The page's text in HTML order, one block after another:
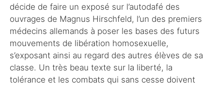
décide de faire un exposé sur l’autodafé des
ouvrages de Magnus Hirschfeld, l’un des premiers
médecins allemands à poser les bases des futurs
mouvements de libération homosexuelle,
s’exposant ainsi au regard des autres élèves de sa
classe. Un très beau texte sur la liberté, la
tolérance et les combats qui sans cesse doivent